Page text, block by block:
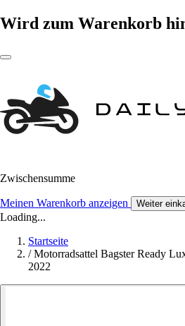
Wird zum Warenkorb
Zwischensumme
Meinen Warenkorb anzeigen Weiter
Loading...
Startseite
/ Motorradsattel Bagster Ready
2022